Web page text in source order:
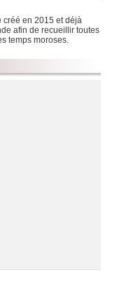
créé en 2015 et déjà
afin de recueillir toutes
temps moroses.